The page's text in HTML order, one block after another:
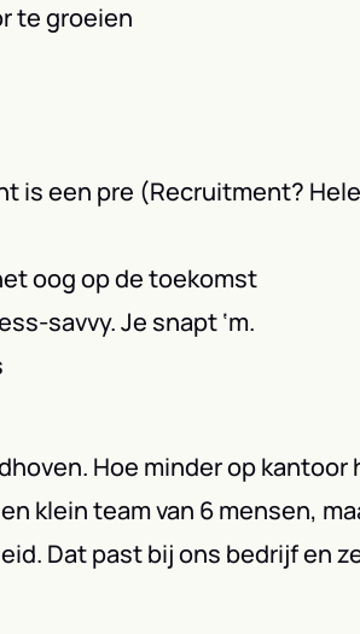
te groeien
is een pre (Recruitment?
oog op de toekomst
savvy. Je snapt ‘m.
Hoe minder op kantoor
klein team van 6 mensen,
Dat past bij ons bedrijf en